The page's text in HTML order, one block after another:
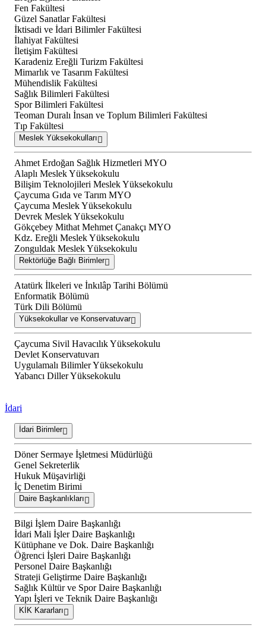
Fen Fakültesi
Güzel Sanatlar Fakültesi
İktisadi ve İdari Bilimler Fakültesi
İlahiyat Fakültesi
İletişim Fakültesi
Karadeniz Ereğli Turizm Fakültesi
Mimarlık ve Tasarım Fakültesi
Mühendislik Fakültesi
Sağlık Bilimleri Fakültesi
Spor Bilimleri Fakültesi
Teoman Duralı İnsan ve Toplum Bilimleri Fakültesi
Tıp Fakültesi
Meslek Yüksekokulları
Ahmet Erdoğan Sağlık Hizmetleri MYO
Alaplı Meslek Yüksekokulu
Bilişim Teknolojileri Meslek Yüksekokulu
Çaycuma Gıda ve Tarım MYO
Çaycuma Meslek Yüksekokulu
Devrek Meslek Yüksekokulu
Gökçebey Mithat Mehmet Çanakçı MYO
Kdz. Ereğli Meslek Yüksekokulu
Zonguldak Meslek Yüksekokulu
Rektörlüğe Bağlı Birimler
Atatürk İlkeleri ve İnkılâp Tarihi Bölümü
Enformatik Bölümü
Türk Dili Bölümü
Yüksekokullar ve Konservatuvar
Çaycuma Sivil Havacılık Yüksekokulu
Devlet Konservatuvarı
Uygulamalı Bilimler Yüksekokulu
Yabancı Diller Yüksekokulu
İdari
İdari Birimler
Döner Sermaye İşletmesi Müdürlüğü
Genel Sekreterlik
Hukuk Müşavirliği
İç Denetim Birimi
Daire Başkanlıkları
Bilgi İşlem Daire Başkanlığı
İdari Mali İşler Daire Başkanlığı
Kütüphane ve Dok. Daire Başkanlığı
Öğrenci İşleri Daire Başkanlığı
Personel Daire Başkanlığı
Strateji Geliştirme Daire Başkanlığı
Sağlık Kültür ve Spor Daire Başkanlığı
Yapı İşleri ve Teknik Daire Başkanlığı
KİK Kararları